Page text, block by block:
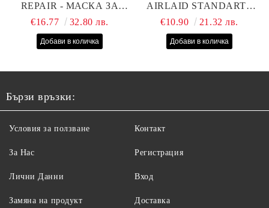
REPAIR - МАСКА ЗА
СУХИ, ИЗТОЩЕНИ И
КОПРИНЕНИ
€16.77 32.80 лв.
AIRLAID STANDART -
40СМ/70СМ - 100БР
€10.90 21.32 лв.
Бързи връзки:
Условия за ползване
За Нас
Лични Данни
Замяна на продукт
Контакт
Регистрация
Вход
Доставка